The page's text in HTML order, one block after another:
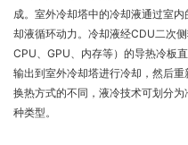
成。室外冷却塔中的冷却液通过室
却液循环动力。冷却液经CDU二次
CPU、GPU、内存等）的导热冷板
输出到室外冷却塔进行冷却，然后
换热方式的不同，液冷技术可划分
种类型。